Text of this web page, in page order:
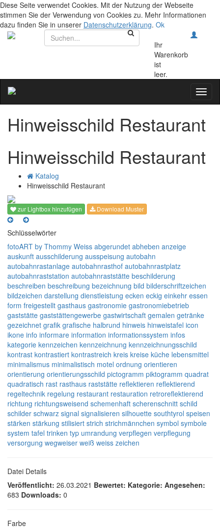
Diese Seite verwendet Cookies. Mit der Nutzung der Webseite
stimmen Sie der Verwendung von Cookies zu. Mehr Informationen
dazu finden Sie in unserer Datenschutzerklärung. Ok
Ihr
Warenkorb
ist
leer.
Hinweisschild Restaurant
Hinweisschild Restaurant
Katalog
Hinweisschild Restaurant
zur Lightbox hinzufügen Download Muster
Schlüsselwörter
fotoART by Thommy Weiss abgerundet abheben anzeige
auskunft ausschilderung ausspeisung autobahn
autobahnrastanlage autobahnrasthof autobahnrastplatz
autobahnraststation autobahnraststätte beschilderung
beschreiben beschreibung bezeichnung bild bilderschriftzeichen
bildzeichen darstellung dienstleistung ecken eckig einkehr essen
form freigestellt gasthaus gastronomie gastronomiebetrieb
gaststätte gaststättengewerbe gastwirtschaft gemalen getränke
gezeichnet grafik grafische halbrund hinweis hinweistafel icon
ikone info informare information informationssystem infos
kategorie kennzeichen kennzeichnung kennzeichnungsschild
kontrast kontrastiert kontrastreich kreis kreise küche lebensmittel
minimalismus minimalistisch motel ordnung orientieren
orientierung orientierungsschild pictogramm piktogramm quadrat
quadratisch rast rasthaus raststätte reflektieren reflektierend
regeltechnik regelung restaurant restauration retroreflektierend
richtung richtungsweisend schemenhaft scherenschnitt schild
schilder schwarz signal signalisieren silhouette southtyrol speisen
stärken stärkung stilisiert strich strichmännchen symbol symbole
system tafel trinken typ umrandung verpflegen verpflegung
versorgung wegweiser weiß weiss zeichen
Datei Details
Veröffentlicht: 26.03.2021 Bewertet: Kategorie: Angesehen:
683 Downloads: 0
Farbe